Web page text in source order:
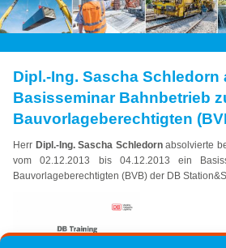
Dipl.-Ing. Sascha Schledorn
Basisseminar Bahnbetrieb
Bauvorlageberechtigten
Herr Dipl.-Ing. Sascha Schledornabsolvierte
vom 02.12.2013 bis 04.12.2013 ein
Bauvorlageberechtigten (BVB) der DB